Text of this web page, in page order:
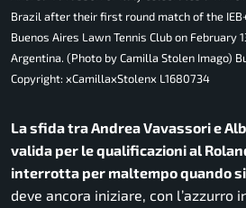
Brazil after their first round match of the
Buenos Aires Lawn Tennis Club on February
Argentina. (Photo by Camilla Stolen Imago)
Copyright: xCamillaxStolenx L1680734
La sfida tra Andrea Vavassori e
valida per le qualificazioni al
interrotta per maltempo quando
deve ancora iniziare, con l’azzurro